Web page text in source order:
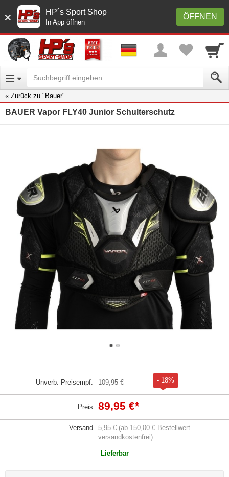
× ÖFFNEN
HP´s Sport Shop
In App öffnen
Zurück zu "Bauer"
BAUER Vapor FLY40 Junior Schulterschutz
Unverb. Preisempf. 109,95 € - 18%
Preis 89,95 €*
Versand
5,95 € (ab 150,00 € Bestellwert
versandkostenfrei)
Lieferbar